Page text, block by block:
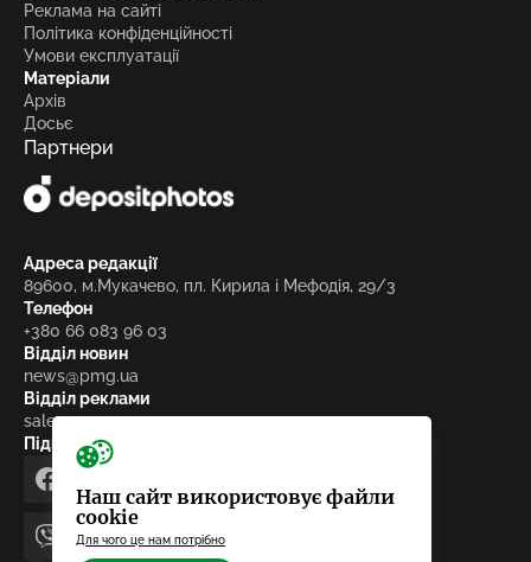
Реклама на сайті
Політика конфіденційності
Умови експлуатації
Матеріали
Архів
Досьє
Партнери
Адреса редакції
89600, м.Мукачево, пл. Кирила і Мефодія, 29/3
Телефон
+380 66 083 96 03
Відділ новин
news@pmg.ua
Відділ реклами
sales@pmg.ua
Підписуйтесь на нас у соціальних мережах
facebooktelegram
viber youtube
Наш сайт використовує файли
cookie
Для чого це нам потрібно